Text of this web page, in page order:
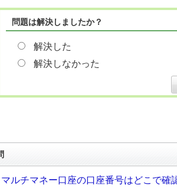
問題は解決しましたか？
解決した
解決しなかった
ルチマネー口座の口座番号はどこで確